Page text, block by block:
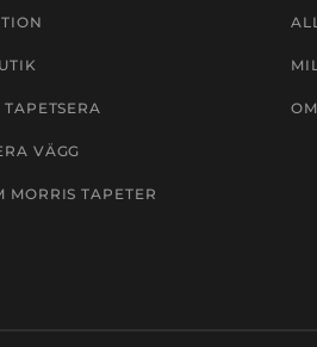
VÄGG
MORRIS TAPETER